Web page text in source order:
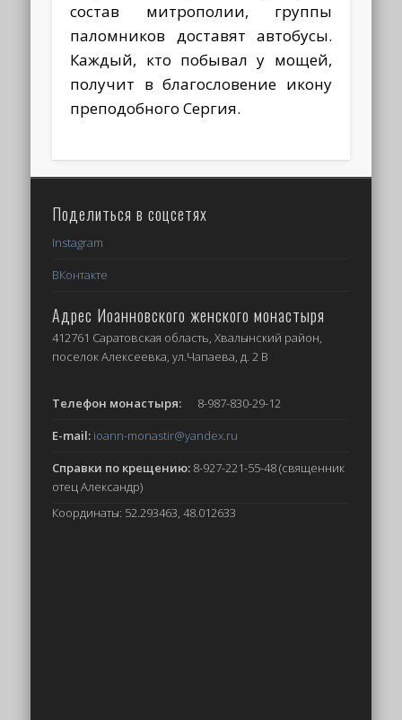
состав митрополии, группы
паломников доставят автобусы.
Каждый, кто побывал у мощей,
получит в благословение икону
преподобного Сергия.
Поделиться в соцсетях
Instagram
ВКонтакте
Адрес Иоанновского женского монастыря
412761 Саратовская область, Хвалынский район,
поселок Алексеевка, ул.Чапаева, д. 2 В
Телефон монастыря:
8-987-830-29-12
E-mail: ioann-monastir@yandex.ru
Справки по крещению: 8-927-221-55-48 (священник
отец Александр)
Координаты: 52.293463, 48.012633